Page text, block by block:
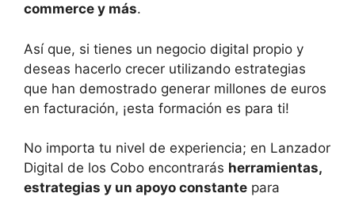
commerce y más.
Así que, si tienes un negocio digital propio y
deseas hacerlo crecer utilizando estrategias
que han demostrado generar millones de euros
en facturación, ¡esta formación es para ti!
No importa tu nivel de experiencia; en Lanzador
Digital de los Cobo encontrarás herramientas,
estrategias y un apoyo constante para